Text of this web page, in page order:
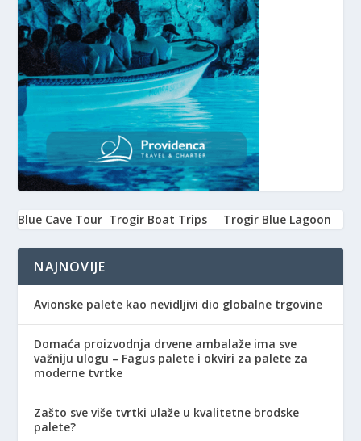
Blue Cave Tour Trogir Boat Trips Trogir Blue Lagoon
NAJNOVIJE
Avionske palete kao nevidljivi dio globalne trgovine
Domaća proizvodnja drvene ambalaže ima sve
važniju ulogu – Fagus palete i okviri za palete za
moderne tvrtke
Zašto sve više tvrtki ulaže u kvalitetne brodske
palete?